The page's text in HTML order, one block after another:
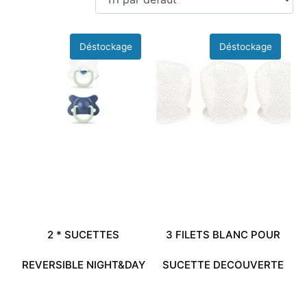
2 * SUCETTES
REVERSIBLE NIGHT&DAY
3 FILETS BLANC POUR
SUCETTE DECOUVERTE